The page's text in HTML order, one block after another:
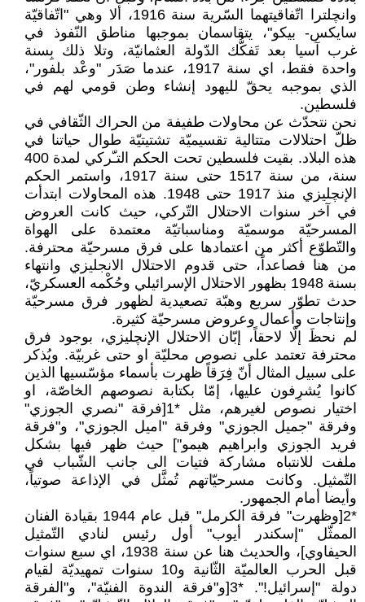
وانچلترا اتّفاقيتهما السّرية سنة 1916، ألا وهي "اتّفاقيّة
سايكس- بيكو"، يتقاسمان بموجبها مناطق النّفوذ في
غرب آسيا بعد تَفكُّك الدّولة العثمانيّة، وتلا ذلك بِسنة
واحدة فقط، اي سنة 1917، عندما صَدَر "وعْد بلفور"،
الذي بموجبه يحقّ لليهود إنشاء وطن قومي لهم في
فلسطين.
نحن نتحدّث عن محاولات طفيفة من الحراك الثّقافي في
ظلّ احتلالات متتالية تقسيميّة تشتيتيّة طوال حياتنا في
هذه البلاد. بقيت فلسطين تحت الحكم التـّركي لمدة 400
سنة، من سنة 1517 حتى سنة 1917، واستمر الحكم
الإنچليزي منذ 1917 حتى 1948. هذه المحاولات ابتدأت
في آخر سنوات الاحتلال التّركي، حيث كانت العروض
المسرحيّة موسميّة ومناسباتيّة معتمدة على الهواة
والتّطوّع أكثر من اعتمادها على فرق مسرحيّة محترفة.
من هنا فصاعداً، حتى قدوم الاحتلال الانجليزي وانتهاء
بسنة 1948 بظهور الاحتلال الإسرائيلي وحُكْمه العسكريّ،
حدث تطوّر سريع وهبّة تصعيدية لظهور فرق مسرحيّة
وإنتاجات وأعمال وعروض مسرحيّة كثيرة.
لم نحظَ إلّا لاحقاً، إبّان الاحتلال الإنچليزي، بوجود فرق
محترفة تعتمد على نصوص محليّة او حتى غربيّة. ويُذكر
على سبيل المثال أنّ فِرَقاً ظهرت بأسماء مؤسّسيها الذين
كانوا يُشرِفون عليها، إمّا بكتابة نصوصهم الخاصّة، او
اختيار نصوص لغيرهم، مثل *1[فرقة "نصري الجوزي"
وفرقة "جميل الجوزي" وفرقة "اميل الجوزي"، و"فرقة
فريد الجوزي وابراهيم هيمو"] حيث ظهر فيها بشكل
ملفت للانتباه مشاركة فتيات الى جانب الشّباب في
التّمثيل. وكانت مسرحيّاتهم تُمثَّل في الإذاعة صوتياً،
وأيضا أمام الجمهور.
*2[وظهرت" فرقة الكرمل" قبل عام 1944 بقيادة الفنان
الممثّل "إسكندر أيوب" أول رئيس لنادي التّمثيل
الحيفاوي]، والحديث هنا عن سنة 1938، اي سبع سنوات
قبل الحرب العالميّة الثّانية و10 سنوات تمهيديّة لقيام
دولة "إسرائيل!". *3[و"فرقة الندوة الفنيّة"، و"الفرقة